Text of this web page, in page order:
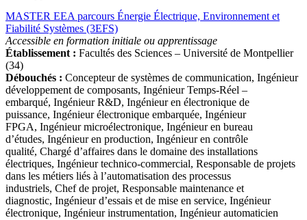
MASTER EEA parcours Énergie Électrique, Environnement et
Fiabilité Systèmes (3EFS)
Accessible en formation initiale ou apprentissage
Établissement : Facultés des Sciences – Université de Montpellier
(34)
Débouchés : Concepteur de systèmes de communication, Ingénieur
développement de composants, Ingénieur Temps-Réel –
embarqué, Ingénieur R&D, Ingénieur en électronique de
puissance, Ingénieur électronique embarquée, Ingénieur
FPGA, Ingénieur microélectronique, Ingénieur en bureau
d’études, Ingénieur en production, Ingénieur en contrôle
qualité, Chargé d’affaires dans le domaine des installations
électriques, Ingénieur technico-commercial, Responsable de projets
dans les métiers liés à l’automatisation des processus
industriels, Chef de projet, Responsable maintenance et
diagnostic, Ingénieur d’essais et de mise en service, Ingénieur
électronique, Ingénieur instrumentation, Ingénieur automaticien